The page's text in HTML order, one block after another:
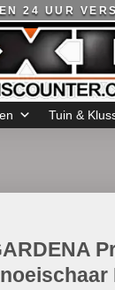
24 UUR
Tuin &